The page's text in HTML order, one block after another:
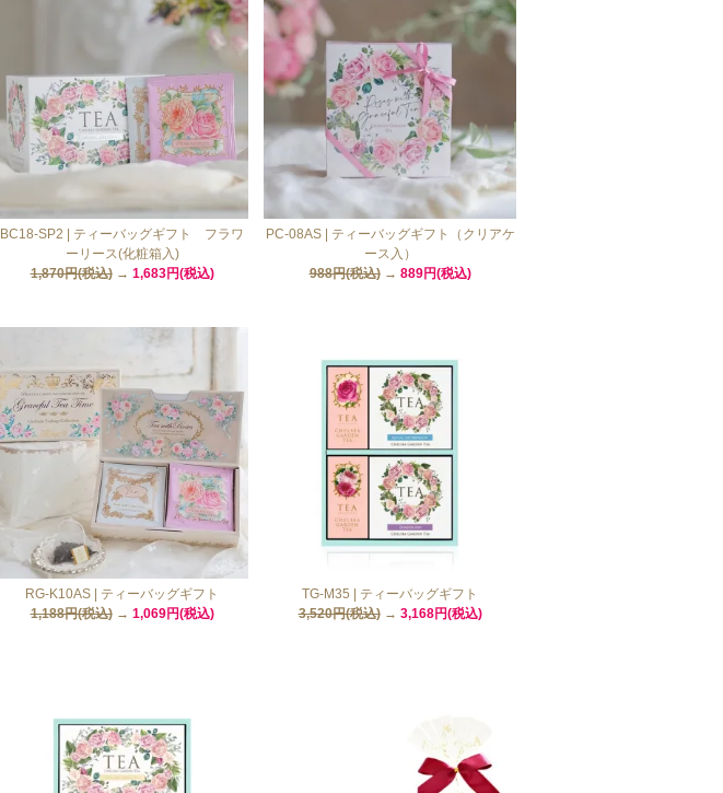
BC18-SP2 | ティーバッグギフト フラワ
ーリース(化粧箱入)
1,870円(税込)→ 1,683円(税込)
PC-08AS | ティーバッグギフト（クリアケ
ース入）
988円(税込)→ 889円(税込)
RG-K10AS | ティーバッグギフト
1,188円(税込)→ 1,069円(税込)
TG-M35 | ティーバッグギフト
3,520円(税込)→ 3,168円(税込)